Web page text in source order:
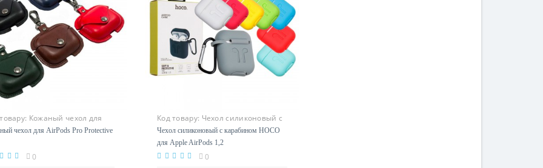
Кожаный чехол для
Pro
чехол для AirPods Pro Protective
0
Код товару: Чехол силиконовый с
карабином HOCO
Чехол силиконовый с карабином HOCO
для Apple AirPods 1,2
0